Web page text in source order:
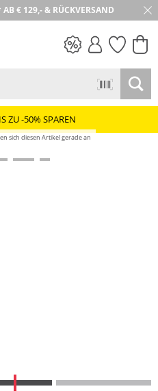
€ 129,- & RÜCKVERSAND
ZU -50% SPAREN
sich diesen Artikel gerade an